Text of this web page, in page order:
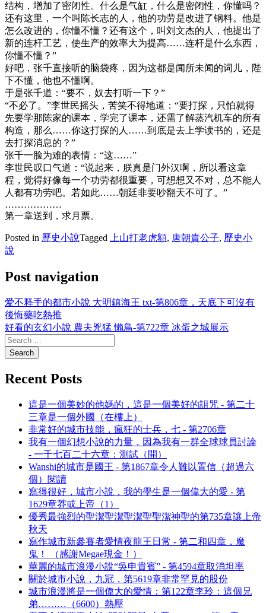
结构，增加了密闭性。什么是气缸，什么是密闭性，你懂吗？
还有这里，一个叫陈长志的人，他的功劳是改进了钢料。他是
怎么改进的，你懂不懂？还有这个，叫刘文杰的人，他提出了
新的连杆工艺，使生产的效率大为提高……连杆是什么东西，
你懂不懂？”
好吧，张千直接听的脑袋疼，因为这都是闻所未闻的词儿，陛
下不懂，他也不懂啊。
于是张千道：“要不，奴去打听一下？”
“不必了。”李世民摇头，苦笑不得地道：“要打探，只怕就得
先要学那陈家的课本，学完了课本，还需了解蒸汽机车的所有
构造，那么……你这打探的人……到底是去上学读书的，还是
去打探消息的？”
张千一脸为难的表情：“这……”
李世民叹口气道：“说起来，朕真是门外汉啊，所以看这章
程，觉得好像每一个功劳都很重要，可想想又不对，总不能人
人都有功劳吧。若如此……朝廷非要吵翻天不可了。”
………………
第一章送到，求月票。
Posted in 歷史小說Tagged 上山打老虎額, 唐朝貴公子, 歷史小
說
Post navigation
爱不释手的都市小說 大明鎮海王 txt-第806章，天底下可沒有
後悔藥吃熱推
好看的玄幻小說 農夫兇猛 懶鳥-第722章 冰蛋之城展示
Recent Posts
這是一個美妙的他媽的，這是一個美好的詛咒 - 第二十
三章是一個外國（在樓上）
非常好的城市技能，瘋狂的士兵，七 - 第2706章
我有一個幻想小說的力量，因為我有一群全球球員討論
- 一千七百二十六章：測試（開）
Wanshi的城市是國王 - 第1867章令人難以置信（超過六
個）閱讀
寫得很好，城市小說，我的學生是一個偉大的愛 - 第
1629章莽或上帝（1）
優秀最強烈的聖潔聖潔聖潔聖聖潔神聖的第735章讓上帝
秋天
寫作城市新參賽者愛情夜龍王日常 - 第二和四章，魔
鬼！ （感謝Megae現金！）
華麗的城市浪漫小說“吳申貴賓” - 第4594章取消坦率
關於城市小說，九冠，第5619章非常罕見的股份
城市浪漫將是一個偉大的愛情：第122章李玲：這個兄
弟………（6600）熱壓